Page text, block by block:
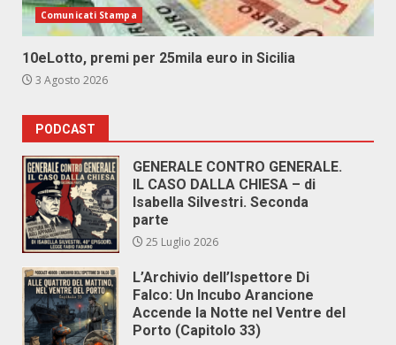
Comunicati Stampa
10eLotto, premi per 25mila euro in Sicilia
3 Agosto 2026
PODCAST
GENERALE CONTRO GENERALE.
IL CASO DALLA CHIESA – di
Isabella Silvestri. Seconda
parte
25 Luglio 2026
L’Archivio dell’Ispettore Di
Falco: Un Incubo Arancione
Accende la Notte nel Ventre del
Porto (Capitolo 33)